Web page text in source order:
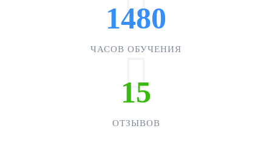
1480
ЧАСОВ ОБУЧЕНИЯ
15
ОТЗЫВОВ